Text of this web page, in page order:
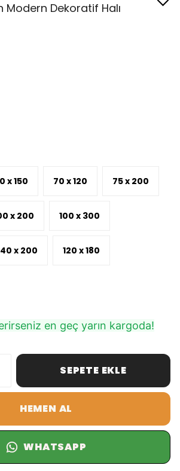
Modern Dekoratif Halı
x 150 70 x 120 75 x 200
x 200 100 x 300
x 200 120 x 180
en geç yarın kargoda!
SEPETE EKLE
HEMEN AL
WHATSAPP